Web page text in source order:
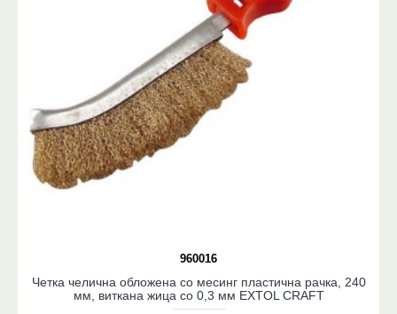
960016
Четка челична обложена со месинг пластична рачка, 240
мм, виткана жица со 0,3 мм EXTOL CRAFT